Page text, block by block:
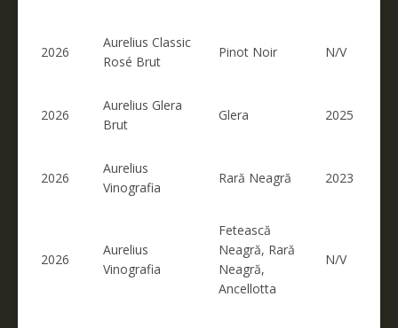
2026
Aurelius Classic
Rosé Brut
Pinot Noir N/V
2026
Aurelius Glera
Brut
Glera 2025
2026
Aurelius
Vinografia
Rară Neagră 2023
2026
Aurelius
Vinografia
Fetească
Neagră, Rară
Neagră,
Ancellotta
N/V